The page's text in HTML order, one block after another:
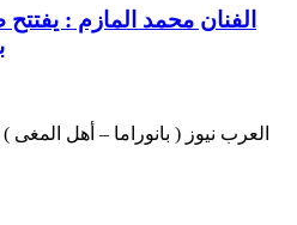
العرب نيوز ( بانوراما – أهل